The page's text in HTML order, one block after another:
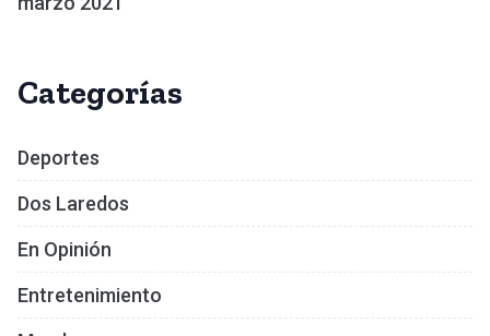
Categorías
Deportes
Dos Laredos
En Opinión
Entretenimiento